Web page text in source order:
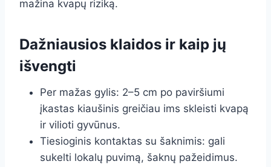
mažina kvapų riziką.
Dažniausios klaidos ir kaip jų
išvengti
Per mažas gylis: 2–5 cm po paviršiumi
įkastas kiaušinis greičiau ims skleisti kvapą
ir vilioti gyvūnus.
Tiesioginis kontaktas su šaknimis: gali
sukelti lokalų puvimą, šaknų pažeidimus.